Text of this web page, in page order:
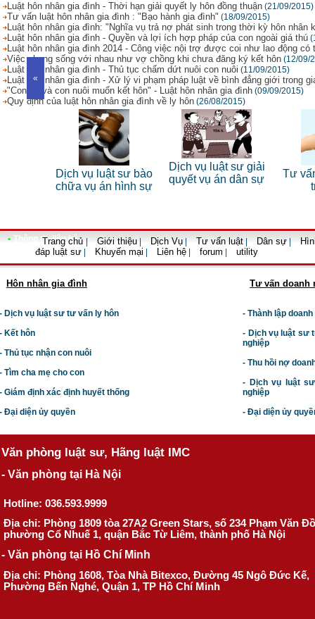
Luật hôn nhân gia đình - Thời hạn giải quyết ly hôn đồng thuận (21/09/2015)
Tư vấn luật hôn nhân gia đình : "Bạo hành gia đình" (18/09/2015)
Luật hôn nhân gia đình: "Nghĩa vụ trả nợ phát sinh trong thời kỳ hôn nhân
Luật hôn nhân gia đình - Quyền và lợi ích hợp pháp của con ngoài giá thú
Luật hôn nhân gia đình 2014 - Công việc nội trợ được coi như lao động có
Việc chung sống với nhau như vợ chồng khi chưa đăng ký kết hôn (12/09/
Luật hôn nhân gia đình - Thủ tục chấm dứt nuôi con nuôi (11/09/2015)
Luật hôn nhân gia đình - Xử lý vi phạm pháp luật về bình đẳng giới trong
"Con đẻ và con nuôi muốn kết hôn" - Luật hôn nhân gia đình (09/09/2015)
Quy định của luật hôn nhân gia đình về ly hôn (26/08/2015)
«
Dịch vụ luật sư bào
chữa vụ án hình sự
Dịch vụ luật sư giải
quyết vụ án dân sự
Tư
• Thông tin liên hệ
Trang chủ Giới thiệu Dịch Vụ Tư vấn luật Dân sự
đáp luật sư
Khuyến mại Liên hệ forum utility
Hôn nhân gia đình
Dịch vụ luật sư tư vấn ly hôn
Kết hôn
Thủ tục nhận con nuôi
Tìm cha mẹ cho con
Giám định xác định huyết thống
Đại diện ủy quyền
Tư vấn doanh
- Thành lập
- Dịch vụ luật sư t
nghiệp
- Thu hồi nợ
- Dịch vụ luật
nghiệp
- Đại diện ủy
Văn phòng luật sư, Hãng luật IMC
- Văn phòng tại Hà Nội
Hotline: 036.593.9999
Địa chỉ: Phòng 1809 tòa 27A2 Green Stars, số 234 Phạm Văn
phường Cổ Nhuế 1, quận Bắc Từ Liêm, thành phố Hà Nội
- Văn phòng tại Hồ Chí Minh
Địa chỉ: Phòng 1608, Tòa Nhà Bitexco, Đường 45 Ngô Đức Kế,
Phường Bến Nghé, Quận 1, TP Hồ Chí Minh